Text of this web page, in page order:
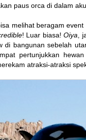
paus orca di dalam
melihat beragam
! Luar biasa!Oiya ,
di bangunan sebelah
pertunjukkan
atraksi-atraksi